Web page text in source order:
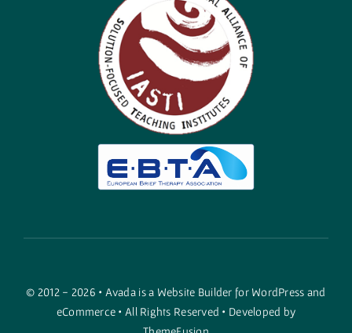
© 2012 - 2026 • Avada is a Website Builder for WordPress and
eCommerce • All Rights Reserved • Developed by